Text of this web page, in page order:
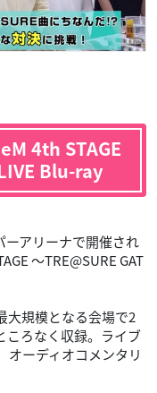
4th STAGE
Blu-ray
ーアリーナで開催され
～TRE@SURE GAT
大規模となる会場で2
ころなく収録。ライブ
オーディオコメンタリ